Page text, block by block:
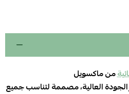
من ماكسويل
العالية، مصممة لتناسب جميع